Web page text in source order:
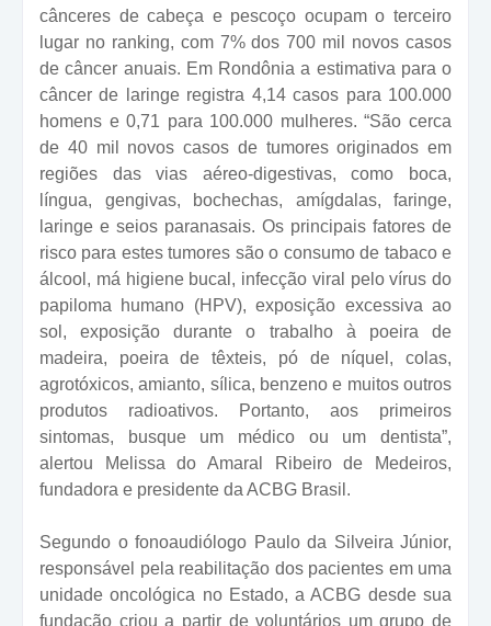
cânceres de cabeça e pescoço ocupam o terceiro
lugar no ranking, com 7% dos 700 mil novos casos
de câncer anuais. Em Rondônia a estimativa para o
câncer de laringe registra 4,14 casos para 100.000
homens e 0,71 para 100.000 mulheres. “São cerca
de 40 mil novos casos de tumores originados em
regiões das vias aéreo-digestivas, como boca,
língua, gengivas, bochechas, amígdalas, faringe,
laringe e seios paranasais. Os principais fatores de
risco para estes tumores são o consumo de tabaco e
álcool, má higiene bucal, infecção viral pelo vírus do
papiloma humano (HPV), exposição excessiva ao
sol, exposição durante o trabalho à poeira de
madeira, poeira de têxteis, pó de níquel, colas,
agrotóxicos, amianto, sílica, benzeno e muitos outros
produtos radioativos. Portanto, aos primeiros
sintomas, busque um médico ou um dentista”,
alertou Melissa do Amaral Ribeiro de Medeiros,
fundadora e presidente da ACBG Brasil.
Segundo o fonoaudiólogo Paulo da Silveira Júnior,
responsável pela reabilitação dos pacientes em uma
unidade oncológica no Estado, a ACBG desde sua
fundação criou a partir de voluntários um grupo de